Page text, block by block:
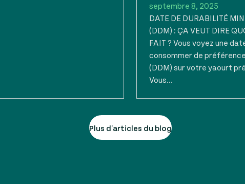
septembre 8, 2025
DATE DE DURABILITÉ
(DDM) : ÇA VEUT DIRE
FAIT ? Vous voyez une
consommer de
(DDM) sur votre yaourt
Vous...
Plus d'articles du blog